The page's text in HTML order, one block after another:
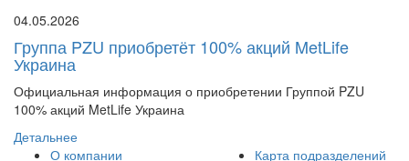
04.05.2026
Группа PZU приобретёт 100% акций MetLife
Украина
Официальная информация о приобретении Группой PZU
100% акций MetLife Украина
Детальнее
О компании
Карта подразделений